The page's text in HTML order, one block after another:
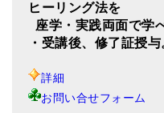
ヒーリング法を
座学・実践両面で学
・受講後、修了証授与
詳細
お問い合せフォーム